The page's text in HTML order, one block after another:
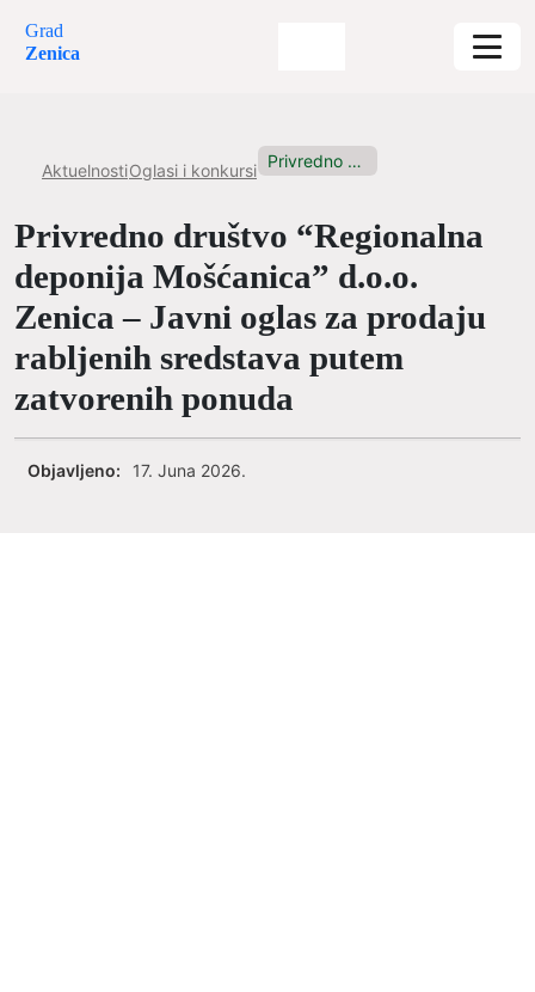
Grad
Zenica
AktuelnostiOglasi i konkursi Privredno društvo “Regionalna deponija Mošćanica”...
Privredno društvo “Regionalna
deponija Mošćanica” d.o.o.
Zenica – Javni oglas za prodaju
rabljenih sredstava putem
zatvorenih ponuda
Objavljeno: 17. Juna 2026.